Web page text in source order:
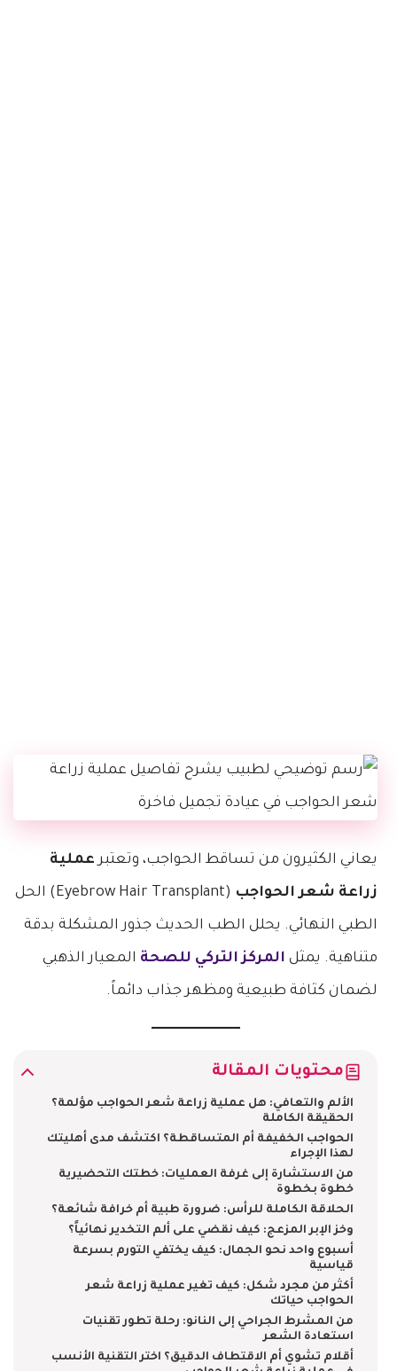
يعاني الكثيرون من تساقط الحواجب، وتعتبرعملية
زراعة شعر الحواجب (Eyebrow Hair Transplant) الحل
الطبي النهائي. يحلل الطب الحديث جذور المشكلة بدقة
متناهية. يمثل المركز التركي للصحة المعيار الذهبي
لضمان كثافة طبيعية ومظهر جذاب دائماً.
محتويات المقالة
الألم والتعافي: هل عملية زراعة شعر الحواجب مؤلمة؟
الحقيقة الكاملة
الحواجب الخفيفة أم المتساقطة؟ اكتشف مدى أهليتك
لهذا الإجراء
من الاستشارة إلى غرفة العمليات: خطتك التحضيرية
خطوة بخطوة
الحلاقة الكاملة للرأس: ضرورة طبية أم خرافة شائعة؟
وخز الإبر المزعج: كيف نقضي على ألم التخدير نهائياً؟
أسبوع واحد نحو الجمال: كيف يختفي التورم بسرعة
قياسية
أكثر من مجرد شكل: كيف تغير عملية زراعة شعر
الحواجب حياتك
من المشرط الجراحي إلى النانو: رحلة تطور تقنيات
استعادة الشعر
أقلام تشوي أم الاقتطاف الدقيق؟ اختر التقنية الأنسب